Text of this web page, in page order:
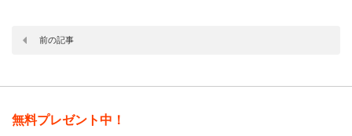
前の記事
無料プレゼント中！